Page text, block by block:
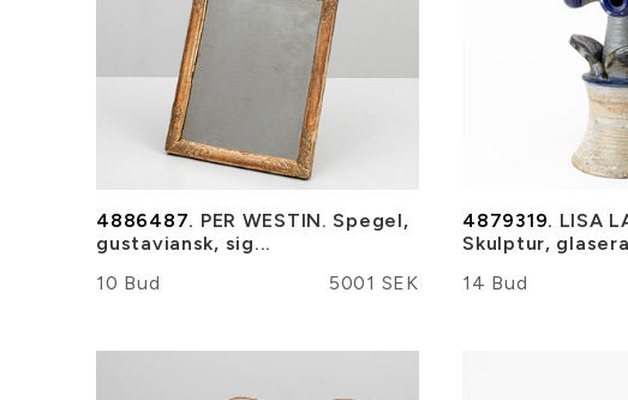
4886487. PER WESTIN. Spegel,
gustaviansk, sig...
10 Bud
5001 SEK
4879319. LISA
Skulptur,
14 Bud